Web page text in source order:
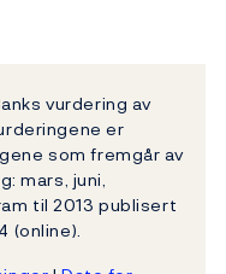
vurdering av
er
som fremgår av
mars, juni,
til 2013 publisert
(online).